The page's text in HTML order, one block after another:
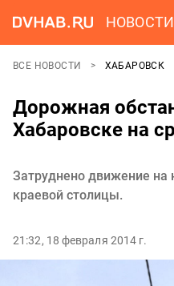
НОВОСТИ
ВСЕ НОВОСТИ ХАБАРОВСК
Дорожная
Хабаровске на
Затруднено движение на
краевой столицы.
21:32, 18 февраля 2014 г.